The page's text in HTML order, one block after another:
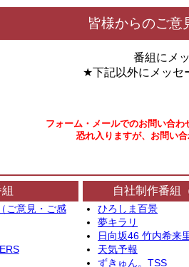
皆様からのご意
番組にメ
★下記以外にメッセ
フォーム・メールでのお問い合わ
恐れ入りますが、お問い
ご意見・ご感
自社制作番組
ひろしま百景
夢キラリ
日向坂46 竹内希来
天気予報
ずきゅん。TSS